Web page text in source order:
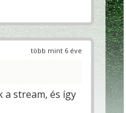
több mint 6 éve
a stream, és így